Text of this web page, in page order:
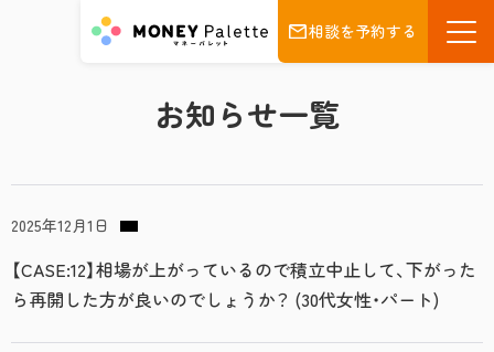
相談を予約する
お知らせ一覧
2025年12月1日
【CASE:12】相場が上がっているので積立中止して、下がった
ら再開した方が良いのでしょうか？ (30代女性・パート)